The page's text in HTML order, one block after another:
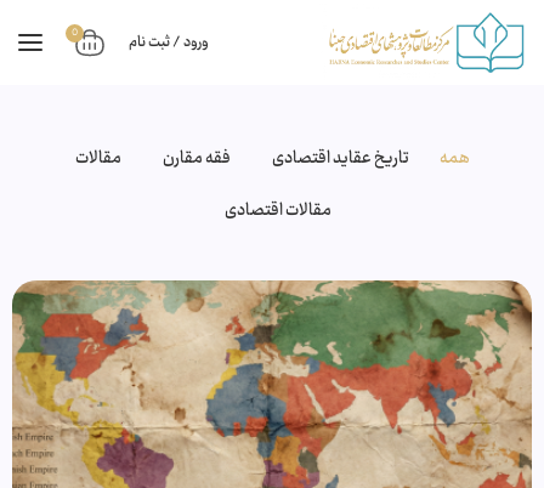
ورود / ثبت نام 0
همه تاریخ عقاید اقتصادی فقه مقارن
مقالات
مقالات اقتصادی